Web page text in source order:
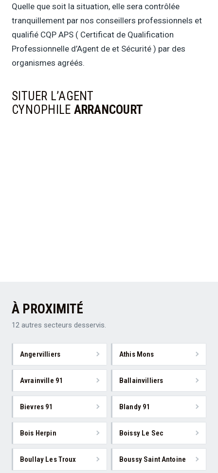
Quelle que soit la situation, elle sera contrôlée
tranquillement par nos conseillers professionnels et
qualifié CQP APS ( Certificat de Qualification
Professionnelle d’Agent de et Sécurité ) par des
organismes agréés.
SITUER L’AGENT
CYNOPHILE ARRANCOURT
À PROXIMITÉ
12 autres secteurs desservis.
Angervilliers Athis Mons
Avrainville 91 Ballainvilliers
Bievres 91 Blandy 91
Bois Herpin Boissy Le Sec
Boullay Les Troux Boussy Saint Antoine